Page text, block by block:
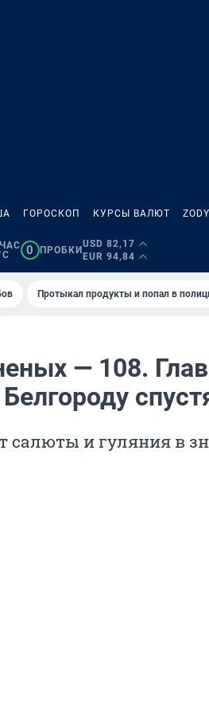
ГОРОСКОП КУРСЫ ВАЛЮТ ZODY
0 ПРОБКИ
USD 82,17
EUR 94,84
Протыкал продукты и попал в
— 108.
салюты и гуляния в